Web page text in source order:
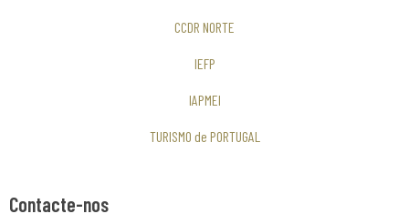
CCDR NORTE
IEFP
IAPMEI
TURISMO de PORTUGAL
Contacte-nos